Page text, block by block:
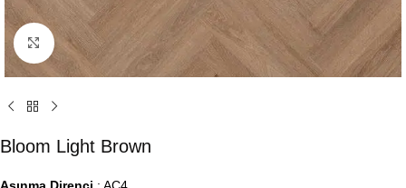
Click to enlarge
Bloom Light Brown